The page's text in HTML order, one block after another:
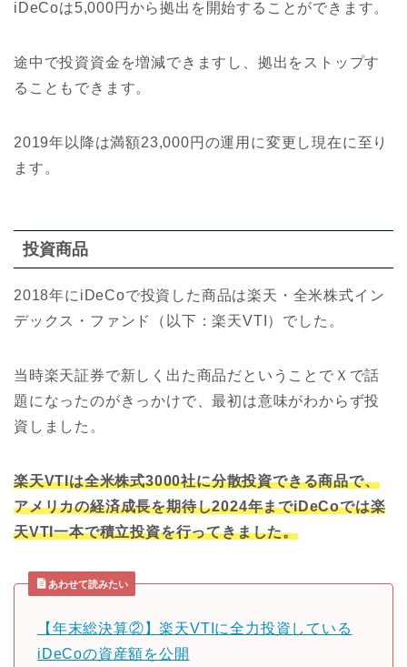
iDeCoは5,000円から拠出を開始することができます。
途中で投資資金を増減できますし、拠出をストップす
ることもできます。
2019年以降は満額23,000円の運用に変更し現在に至り
ます。
投資商品
2018年にiDeCoで投資した商品は楽天・全米株式イン
デックス・ファンド（以下：楽天VTI）でした。
当時楽天証券で新しく出た商品だということでＸで話
題になったのがきっかけで、最初は意味がわからず投
資しました。
楽天VTIは全米株式3000社に分散投資できる商品で、
アメリカの経済成長を期待し2024年までiDeCoでは楽
天VTI一本で積立投資を行ってきました。
あわせて読みたい
【年末総決算②】楽天VTIに全力投資している
iDeCoの資産額を公開